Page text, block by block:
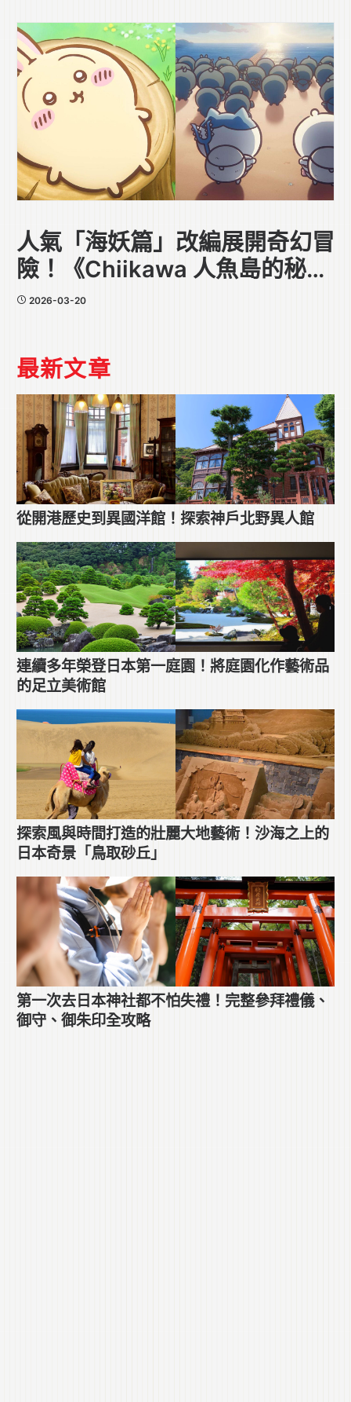
人氣「海妖篇」改編展開奇幻冒
險！《Chiikawa 人魚島的秘
密》今年夏香港上映
2026-03-20
最新文章
從開港歷史到異國洋館！探索神戶北野異人館
連續多年榮登日本第一庭園！將庭園化作藝術品
的足立美術館
探索風與時間打造的壯麗大地藝術！沙海之上的
日本奇景「鳥取砂丘」
第一次去日本神社都不怕失禮！完整參拜禮儀、
御守、御朱印全攻略